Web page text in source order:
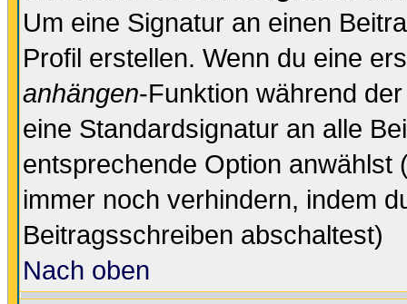
Um eine Signatur an einen
Profil erstellen. Wenn du eine
anhängen-Funktion während
eine Standardsignatur an alle
entsprechende Option anwählst
immer noch verhindern, indem
Beitragsschreiben abschaltest)
Nach oben